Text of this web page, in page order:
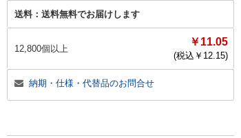
送料： 送料無料でお届けします
12,800個以上
￥11.05
(税込￥ 12.15)
納期・仕様・代替品のお問合せ